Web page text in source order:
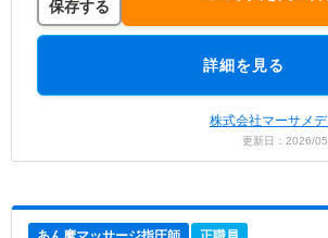
保存する
詳細を見る
株式会社マーサメ
更新日：2026/